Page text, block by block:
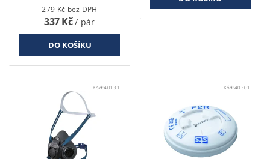
279 Kč bez DPH
337 Kč/ pár
Kód:40131 Kód: 40301